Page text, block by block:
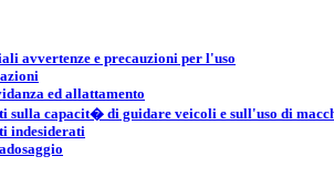
avvertenze e precauzioni per l'uso
ed allattamento
sulla capacit� di guidare veicoli e sull'uso di
indesiderati